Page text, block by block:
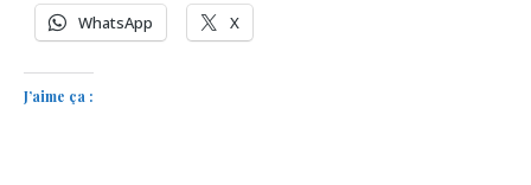
WhatsApp X
J’aime ça :